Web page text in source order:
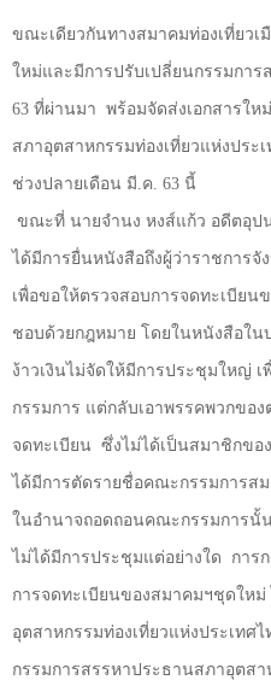
ขณะเดียวกันทางสมาคมท่องเที่ยวเ
ใหม่และมีการปรับเปลี่ยนกรรมกา
63 ที่ผ่านมา พร้อมจัดส่งเอกสารให
สภาอุตสาหกรรมท่องเที่ยวแห่งประ
ช่วงปลายเดือน มี.ค. 63 นี้
ขณะที่ นายจำนง หงส์แก้ว อดีตอุปน
ได้มีการยื่นหนังสือถึงผู้ว่าราชการจั
เพื่อขอให้ตรวจสอบการจดทะเบียน
ชอบด้วยกฎหมาย โดยในหนังสือใน
ง้าวเงินไม่จัดให้มีการประชุมใหญ่
กรรมการ แต่กลับเอาพรรคพวกขอ
จดทะเบียน ซึ่งไม่ได้เป็นสมาชิกขอ
ได้มีการตัดรายชื่อคณะกรรมการส
ในอำนาจถอดถอนคณะกรรมการนั้
ไม่ได้มีการประชุมแต่อย่างใด การ
การจดทะเบียนของสมาคมฯชุดให
อุตสาหกรรมท่องเที่ยวแห่งประเทศ
กรรมการสรรหาประธานสภาอุตสา